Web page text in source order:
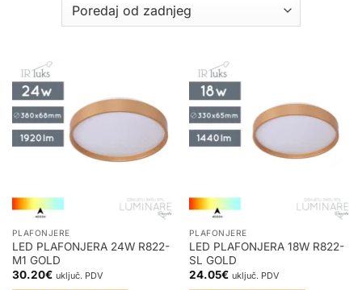
PLAFONJERE
LED PLAFONJERA 24W R822-
M1 GOLD
30.20€ uključ. PDV
PLAFONJERE
LED PLAFONJERA 18W R822-
SL GOLD
24.05€ uključ. PDV